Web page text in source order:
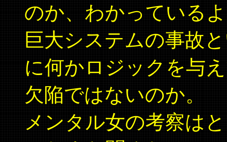
のか、わかっている
巨大システムの事故
に何かロジックを与
欠陥ではないのか。
メンタル女の考察は